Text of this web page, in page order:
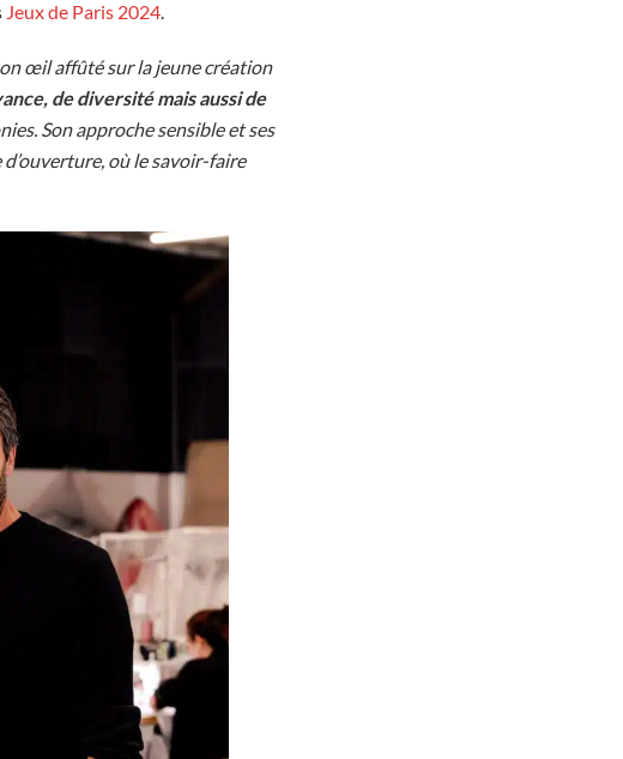
Jeux de Paris 2024.
œil affûté sur la jeune création
de diversité mais aussi de
Son approche sensible et ses
où le savoir-faire